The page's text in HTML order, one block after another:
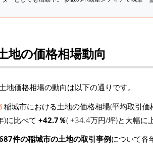
地の価格相場動向
地価格相場の動向は以下の通りです。
稲城市における土地の価格相場(平均取引価
)に比べて +42.7％( +34.4万円/坪)と大幅に
件の稲城市の土地の取引事例について各